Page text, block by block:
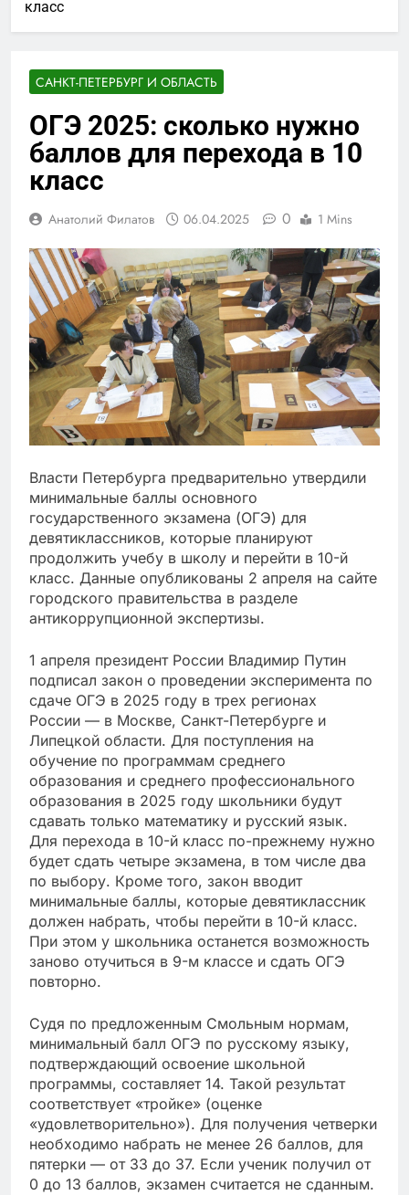
класс
САНКТ-ПЕТЕРБУРГ И ОБЛАСТЬ
ОГЭ 2025: сколько нужно
баллов для перехода в 10
класс
Анатолий Филатов 06.04.2025 0 1 Mins
Власти Петербурга предварительно утвердили
минимальные баллы основного
государственного экзамена (ОГЭ) для
девятиклассников, которые планируют
продолжить учебу в школу и перейти в 10-й
класс. Данные опубликованы 2 апреля на сайте
городского правительства в разделе
антикоррупционной экспертизы.
1 апреля президент России Владимир Путин
подписал закон о проведении эксперимента по
сдаче ОГЭ в 2025 году в трех регионах
России — в Москве, Санкт-Петербурге и
Липецкой области. Для поступления на
обучение по программам среднего
образования и среднего профессионального
образования в 2025 году школьники будут
сдавать только математику и русский язык.
Для перехода в 10-й класс по-прежнему нужно
будет сдать четыре экзамена, в том числе два
по выбору. Кроме того, закон вводит
минимальные баллы, которые девятиклассник
должен набрать, чтобы перейти в 10-й класс.
При этом у школьника останется возможность
заново отучиться в 9-м классе и сдать ОГЭ
повторно.
Судя по предложенным Смольным нормам,
минимальный балл ОГЭ по русскому языку,
подтверждающий освоение школьной
программы, составляет 14. Такой результат
соответствует «тройке» (оценке
«удовлетворительно»). Для получения четверки
необходимо набрать не менее 26 баллов, для
пятерки — от 33 до 37. Если ученик получил от
0 до 13 баллов, экзамен считается не сданным.